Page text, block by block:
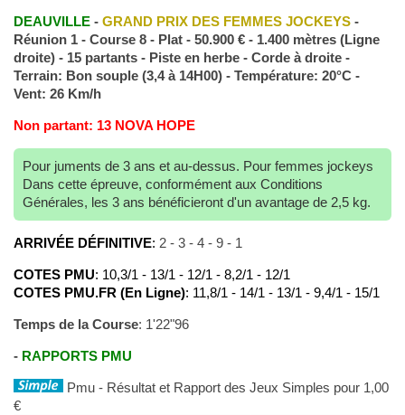
DEAUVILLE- GRAND PRIX DES FEMMES JOCKEYS-
Réunion 1 - Course 8 - Plat - 50.900 € - 1.400 mètres (Ligne
droite) - 15 partants - Piste en herbe - Corde à droite -
Terrain: Bon souple (3,4 à 14H00) - Température: 20°C -
Vent: 26 Km/h
Non partant: 13 NOVA HOPE
Pour juments de 3 ans et au-dessus. Pour femmes jockeys
Dans cette épreuve, conformément aux Conditions
Générales, les 3 ans bénéficieront d'un avantage de 2,5 kg.
ARRIVÉE DÉFINITIVE: 2 - 3 - 4 - 9 - 1
COTES PMU: 10,3/1 - 13/1 - 12/1 - 8,2/1 - 12/1
COTES PMU.FR (En Ligne): 11,8/1 - 14/1 - 13/1 - 9,4/1 - 15/1
Temps de la Course: 1'22"96
- RAPPORTS PMU
Pmu - Résultat et Rapport des Jeux Simples pour 1,00
€